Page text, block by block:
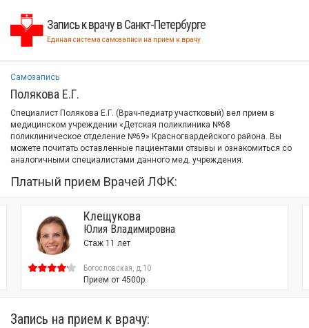
Запись к врачу в Санкт-Петербурге
Единая система самозаписи на прием к врачу
Самозапись
Полякова Е.Г.
Специалист Полякова Е.Г. (Врач-педиатр участковый) вел прием в
медицинском учреждении «Детская поликлиника №68
поликлиническое отделение №69» Красногвардейского района. Вы
можете почитать оставленные пациентами отзывы и ознакомиться со
аналогичными специалистами данного мед. учреждения.
Платный прием Врачей ЛФК:
Клещукова
Юлия Владимировна
Стаж 11 лет
Богословская, д.10
Прием от 4500р.
Запись на прием к врачу: